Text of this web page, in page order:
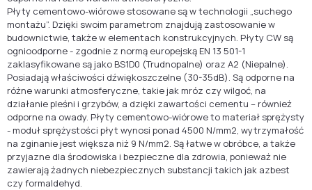
Płyty cementowo-wiórowe stosowane są w technologii „suchego
montażu”. Dzięki swoim parametrom znajdują zastosowanie w
budownictwie, także w elementach konstrukcyjnych. Płyty CW są
ognioodporne - zgodnie z normą europejską EN 13 501-1
zaklasyfikowane są jako BS1D0 (Trudnopalne) oraz A2 (Niepalne).
Posiadają właściwości dźwiękoszczelne (30-35dB). Są odporne na
różne warunki atmosferyczne, takie jak mróz czy wilgoć, na
działanie pleśni i grzybów, a dzięki zawartości cementu – również
odporne na owady. Płyty cementowo-wiórowe to materiał sprężysty
- moduł sprężystości płyt wynosi ponad 4500 N/mm2, wytrzymałość
na zginanie jest większa niż 9 N/mm2. Są łatwe w obróbce, a także
przyjazne dla środowiska i bezpieczne dla zdrowia, ponieważ nie
zawierają żadnych niebezpiecznych substancji takich jak azbest
czy formaldehyd.